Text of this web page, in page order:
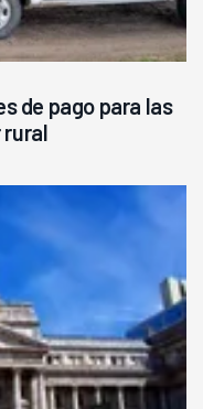
de pago para las
rural